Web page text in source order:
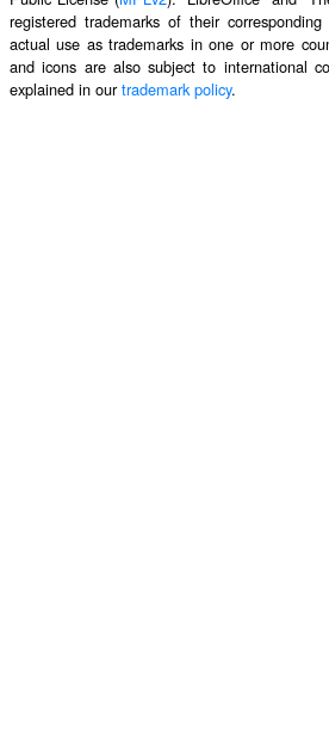
registered trademarks of their
actual use as trademarks in one or more
and icons are also subject to international
explained in ourtrademark policy.